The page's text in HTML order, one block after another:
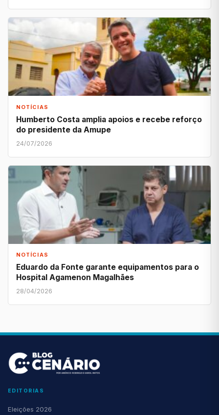
NOTÍCIAS
Humberto Costa amplia apoios e recebe reforço
do presidente da Amupe
24/07/2026
NOTÍCIAS
Eduardo da Fonte garante equipamentos para o
Hospital Agamenon Magalhães
28/04/2026
EDITORIAS
Eleições 2026